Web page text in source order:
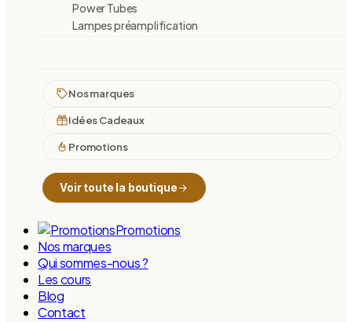
Power Tubes
Lampes préamplification
Nos marques
Idées Cadeaux
Promotions
Voir toute la boutique
Promotions
Nos marques
Qui sommes-nous ?
Les cours
Blog
Contact